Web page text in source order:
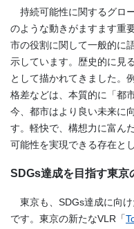
持続可能性に関するグロ
のような動きがますます重
市の役割に関して一般的に
示しています。歴史的に見
として描かれてきました。
格差などは、本質的に「都
今、都市はより良い未来に
す。軽快で、構想力に富ん
可能性を実現できる存在と
SDGs達成を目指す東京
東京も、SDGs達成に向
です。東京の新たなVLR「